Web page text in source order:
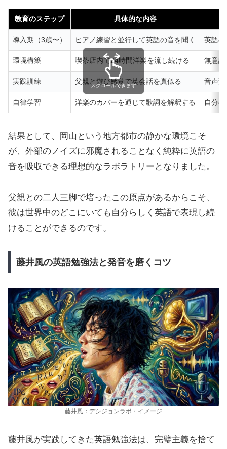
教育のステップ 具体的な内容
導入期（3歳〜） ピアノ練習と並行して英語の音を聞く 英語
環境構築 喫茶店内で24時間洋楽を流し続ける 無意
実践訓練 父親と遊び感覚で英会話を真似る 音声
自律学習 洋楽のカバーを通じて歌詞を解釈する 自分
スクロールできます
結果として、岡山という地方都市の静かな環境こそ
が、外部のノイズに邪魔されることなく純粋に英語の
音を吸収できる理想的なラボラトリーとなりました。
父親との二人三脚で培ったこの原点があるからこそ、
彼は世界中のどこにいても自分らしく英語で表現し続
けることができるのです。
藤井風の英語勉強法と発音を磨くコツ
藤井風：デシジョンラボ・イメージ
藤井風が実践してきた英語勉強法は、完璧主義を捨て